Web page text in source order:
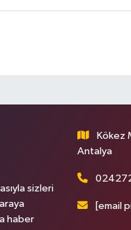
sizleri
haber
Kökez
Antalya
[email